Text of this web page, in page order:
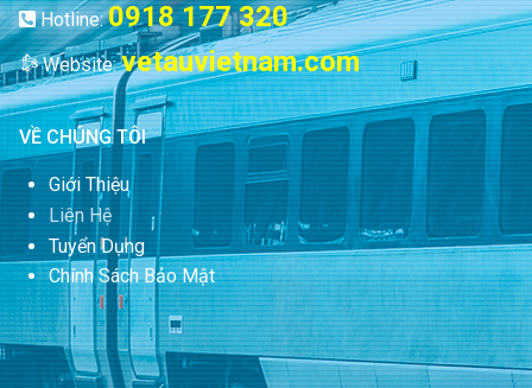
Hotline:0918 177 320
Website:vetauvietnam.com
VỀ CHÚNG TÔI
Giới Thiệu
Liên Hệ
Tuyển Dụng
Chính Sách Bảo Mật